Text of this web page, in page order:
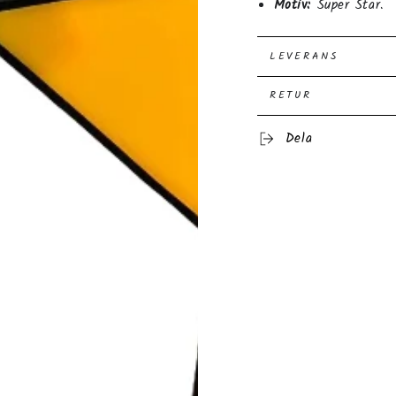
Motiv: Super
LEVERANS
RETUR
Dela